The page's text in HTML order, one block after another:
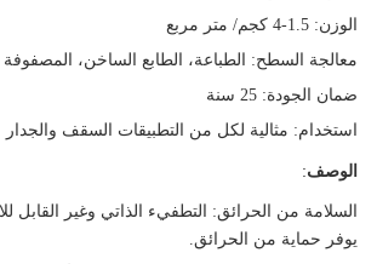
الوزن: 1.5-4 كجم/ متر مربع
معالجة السطح: الطباعة، الطابع الساخن، المصفوفة
ضمان الجودة: 25 سنة
استخدام: مثالية لكل من التطبيقات السقف والجدار
الوصف:
السلامة من الحرائق: التطفيء الذاتي وغير القابل
يوفر حماية من الحرائق.